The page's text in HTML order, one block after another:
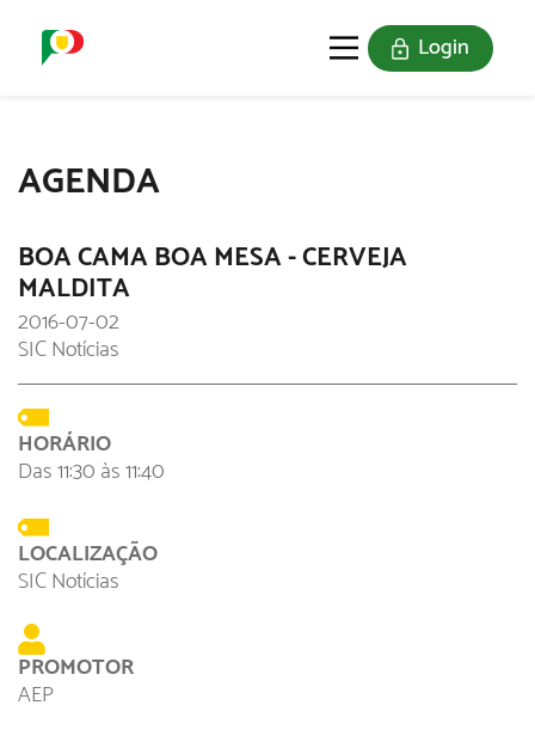
Login
AGENDA
BOA CAMA BOA MESA - CERVEJA
MALDITA
2016-07-02
SIC Notícias
HORÁRIO
Das 11:30 às 11:40
LOCALIZAÇÃO
SIC Notícias
PROMOTOR
AEP